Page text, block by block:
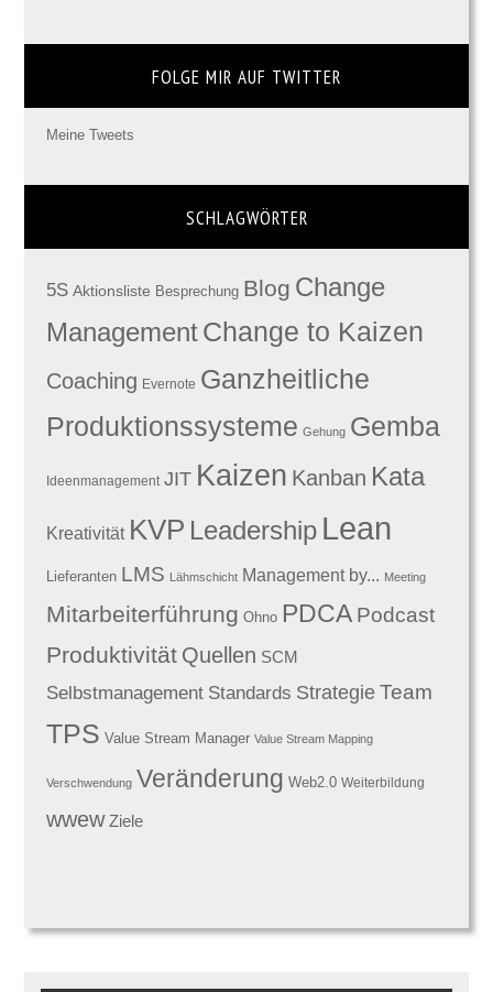
FOLGE MIR AUF TWITTER
Meine Tweets
SCHLAGWÖRTER
5S Aktionsliste Besprechung Blog Change
ManagementChange to Kaizen
Coaching Evernote Ganzheitliche
Produktionssysteme Gehung Gemba
Ideenmanagement JIT Kaizen Kanban Kata
Kreativität KVP Leadership Lean
Lieferanten LMS Lähmschicht Management by... Meeting
Mitarbeiterführung Ohno PDCA Podcast
Produktivität Quellen SCM
Selbstmanagement Standards Strategie Team
TPS Value Stream Manager Value Stream Mapping
Verschwendung Veränderung Web2.0 Weiterbildung
wwew Ziele